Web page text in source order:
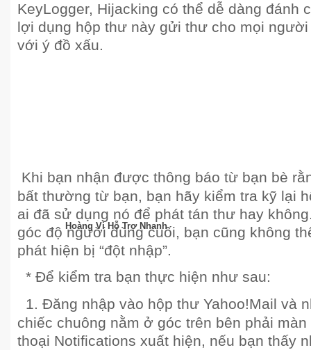
KeyLogger, Hijacking có thể dễ dàng đánh
lợi dụng hộp thư này gửi thư cho mọi
với ý đồ xấu.
Khi bạn nhận được thông báo từ bạn bè
bất thường từ bạn, bạn hãy kiểm tra kỹ lại
ai đã sử dụng nó để phát tán thư hay
góc độ người dùng cuối, bạn cũng không
phát hiện bị “đột nhập”.
* Để kiểm tra bạn thực hiện như sau:
1. Đăng nhập vào hộp thư Yahoo!Mail và
chiếc chuông nằm ở góc trên bên phải
thoại Notifications xuất hiện, nếu bạn thấy
Hoàng Vi Hỗ Trợ Nhanh